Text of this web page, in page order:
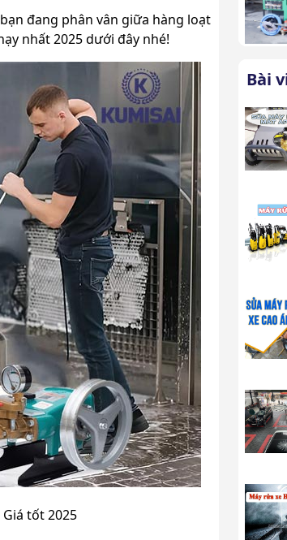
đang phân vân giữa hàng loạt
nhất 2025 dưới đây nhé!
tốt 2025
Bài